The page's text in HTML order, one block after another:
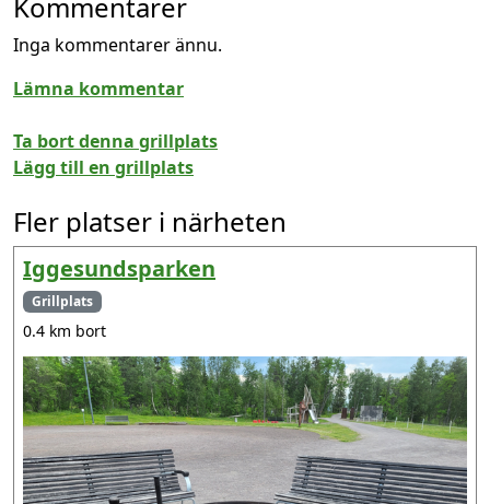
Inga kommentarer ännu.
Lämna kommentar
Ta bort denna grillplats
Lägg till en grillplats
Fler platser i närheten
Iggesundsparken
Grillplats
0.4 km bort